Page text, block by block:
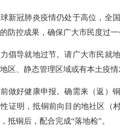
新冠肺炎疫情仍处于高位，全
防控成果，确保广大市民度过
倡导就地过节。请广大市民就
区、静态管理区域或有本土疫
做好健康申报。确需来（返）
证明，抵铜前向目的地社区（
抵铜后，配合完成“落地检”。